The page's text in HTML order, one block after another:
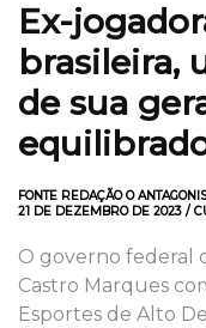
Ex-
brasileira,
de sua
FONTE REDAÇÃO O
21 DE DEZEMBRO DE 2023 /
O governo federal
Castro Marques
Esportes de Alto